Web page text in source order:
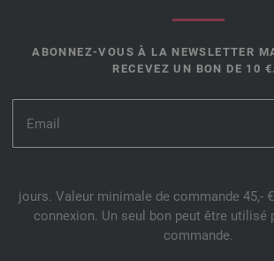
ABONNEZ-VOUS À LA NEWSLETTER
RECEVEZ UN BON DE 10
jours. Valeur minimale de commande 45,-
connexion. Un seul bon peut être utilisé
commande.